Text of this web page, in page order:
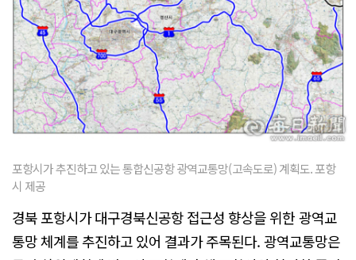
포항시가 추진하고 있는 통합신공항 광역교통망(고속도로) 계획도. 포항
시 제공
경북 포항시가 대구경북신공항 접근성 향상을 위한 광역교
통망 체계를 추진하고 있어 결과가 주목된다. 광역교통망은